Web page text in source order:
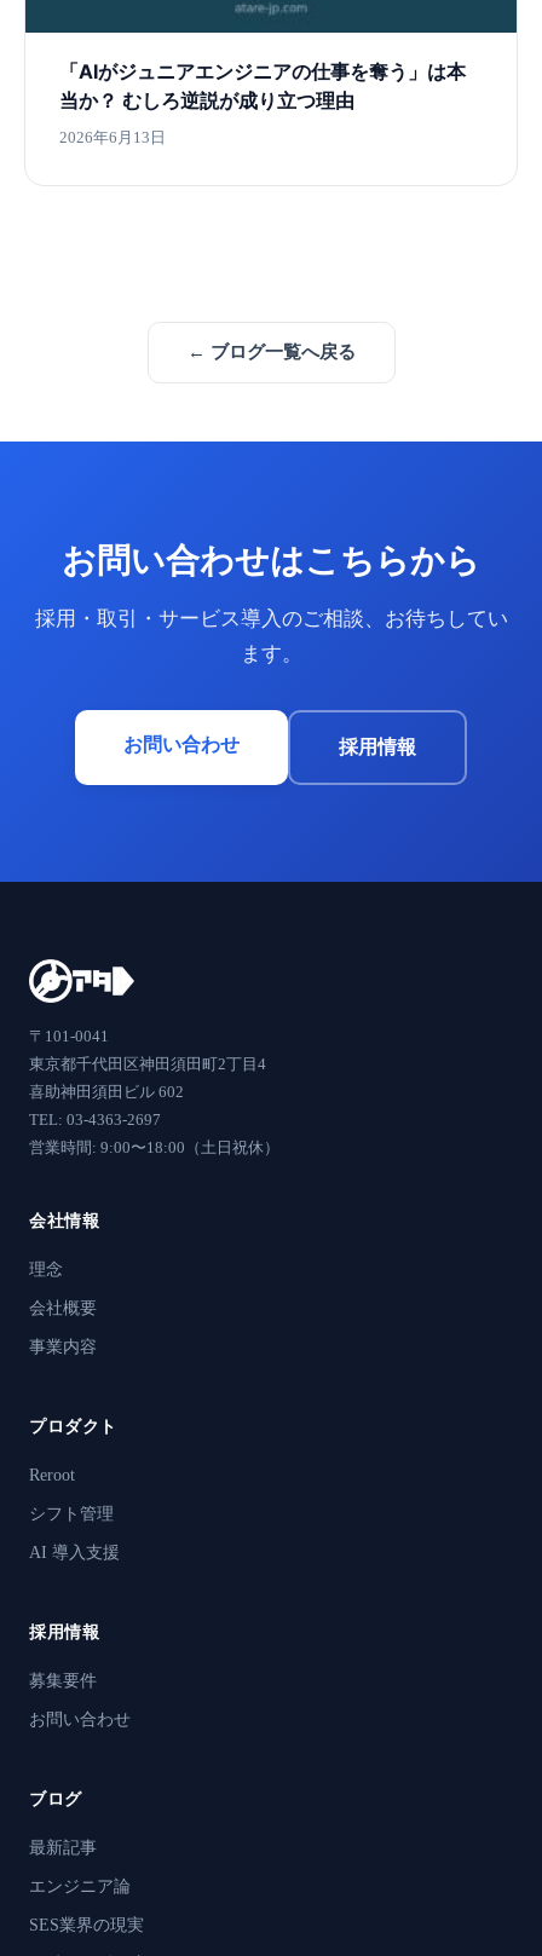
「AIがジュニアエンジニアの仕事を奪う」は本
当か？ むしろ逆説が成り立つ理由
2026年6月13日
← ブログ一覧へ戻る
お問い合わせはこちらから
採用・取引・サービス導入のご相談、お待ちしてい
ます。
お問い合わせ 採用情報
〒101-0041
東京都千代田区神田須田町2丁目4
喜助神田須田ビル 602
TEL: 03-4363-2697
営業時間: 9:00〜18:00（土日祝休）
会社情報
理念
会社概要
事業内容
プロダクト
Reroot
シフト管理
AI 導入支援
採用情報
募集要件
お問い合わせ
ブログ
最新記事
エンジニア論
SES業界の現実